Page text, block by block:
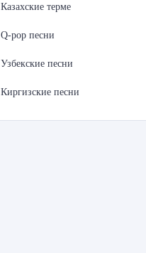
Казахские терме
Q-pop песни
Узбекские песни
Киргизские песни